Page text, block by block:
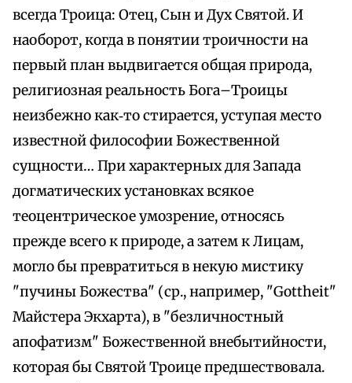
всегда Троица: Отец, Сын и Дух Святой. И
наоборот, когда в понятии троичности на
первый план выдвигается общая природа,
религиозная реальность Бога–Троицы
неизбежно как‑то стирается, уступая место
известной философии Божественной
сущности… При характерных для Запада
догматических установках всякое
теоцентрическое умозрение, относясь
прежде всего к природе, а затем к Лицам,
могло бы превратиться в некую мистику
"пучины Божества" (ср., например, "Gottheit"
Майстера Экхарта), в "безличностный
апофатизм" Божественной внебытийности,
которая бы Святой Троице предшествовала.